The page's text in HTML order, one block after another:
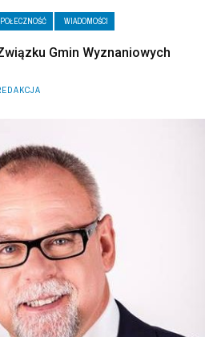
WIADOMOŚCI
Gmin Wyznaniowych